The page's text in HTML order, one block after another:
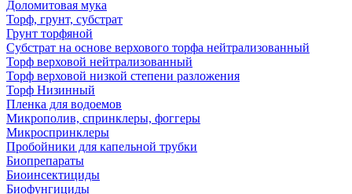
Доломитовая мука
Торф, грунт, субстрат
Грунт торфяной
Субстрат на основе верхового торфа нейтрализованный
Торф верховой нейтрализованный
Торф верховой низкой степени разложения
Торф Низинный
Пленка для водоемов
Микрополив, спринклеры, фоггеры
Микроспринклеры
Пробойники для капельной трубки
Биопрепараты
Биоинсектициды
Биофунгициды